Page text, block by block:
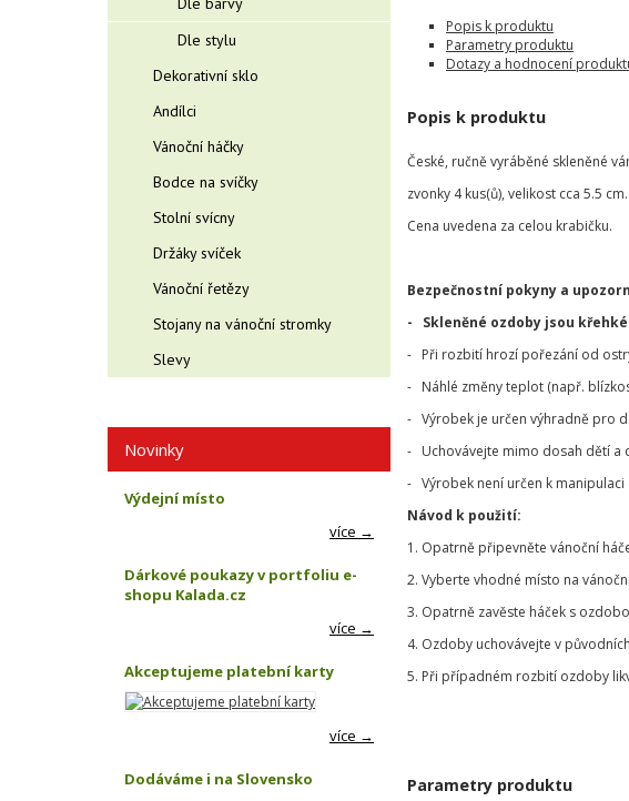
Dle stylu
Dekorativní sklo
Andílci
Vánoční háčky
Bodce na svíčky
Stolní svícny
Držáky svíček
Vánoční řetězy
Stojany na vánoční stromky
Slevy
Novinky
Výdejní místo
více →
Dárkové poukazy v portfoliu e-
shopu Kalada.cz
více →
Akceptujeme platební karty
více →
Dodáváme i na Slovensko
Popis k produktu
Parametry produktu
Dotazy a hodnocení
Popis k produktu
České, ručně vyráběné skleněné
zvonky 4 kus(ů), velikost cca 5.5 cm.
Cena uvedena za celou krabičku.
Bezpečnostní pokyny a
- Skleněné ozdoby jsou křehké
- Při rozbití hrozí pořezání od
- Náhlé změny teplot (např.
- Výrobek je určen výhradně pro
- Uchovávejte mimo dosah dětí a
- Výrobek není určen k manipulaci
Návod k použití:
1. Opatrně připevněte vánoční
2. Vyberte vhodné místo na
3. Opatrně zavěste háček s
4. Ozdoby uchovávejte v
5. Při případném rozbití ozdoby
Parametry produktu